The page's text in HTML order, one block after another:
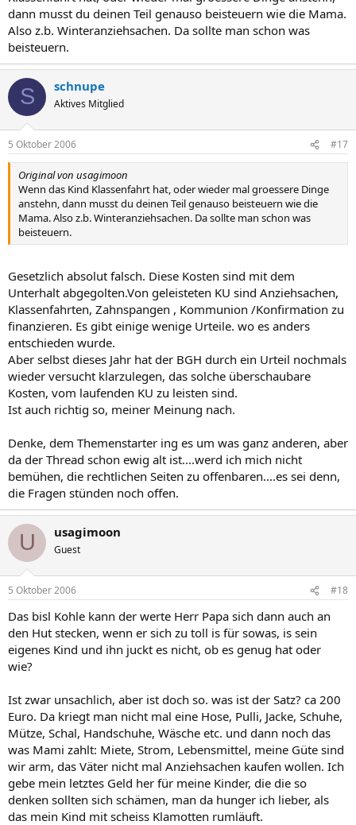
dann musst du deinen Teil genauso beisteuern wie die Mama.
Also z.b. Winteranziehsachen. Da sollte man schon was
beisteuern.
S schnupe
Aktives Mitglied
5 Oktober 2006 #17
Original von usagimoon
Wenn das Kind Klassenfahrt hat, oder wieder mal groessere Dinge
anstehn, dann musst du deinen Teil genauso beisteuern wie die
Mama. Also z.b. Winteranziehsachen. Da sollte man schon was
beisteuern.
Gesetzlich absolut falsch. Diese Kosten sind mit dem
Unterhalt abgegolten.Von geleisteten KU sind Anziehsachen,
Klassenfahrten, Zahnspangen , Kommunion /Konfirmation zu
finanzieren. Es gibt einige wenige Urteile. wo es anders
entschieden wurde.
Aber selbst dieses Jahr hat der BGH durch ein Urteil nochmals
wieder versucht klarzulegen, das solche überschaubare
Kosten, vom laufenden KU zu leisten sind.
Ist auch richtig so, meiner Meinung nach.
Denke, dem Themenstarter ing es um was ganz anderen, aber
da der Thread schon ewig alt ist....werd ich mich nicht
bemühen, die rechtlichen Seiten zu offenbaren....es sei denn,
die Fragen stünden noch offen.
U usagimoon
Guest
5 Oktober 2006 #18
Das bisl Kohle kann der werte Herr Papa sich dann auch an
den Hut stecken, wenn er sich zu toll is für sowas, is sein
eigenes Kind und ihn juckt es nicht, ob es genug hat oder
wie?
Ist zwar unsachlich, aber ist doch so. was ist der Satz? ca 200
Euro. Da kriegt man nicht mal eine Hose, Pulli, Jacke, Schuhe,
Mütze, Schal, Handschuhe, Wäsche etc. und dann noch das
was Mami zahlt: Miete, Strom, Lebensmittel, meine Güte sind
wir arm, das Väter nicht mal Anziehsachen kaufen wollen. Ich
gebe mein letztes Geld her für meine Kinder, die die so
denken sollten sich schämen, man da hunger ich lieber, als
das mein Kind mit scheiss Klamotten rumläuft.